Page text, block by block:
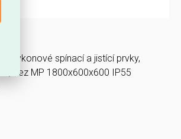
výkonové spínací a jistící prvky,
bez MP 1800x600x600 IP55